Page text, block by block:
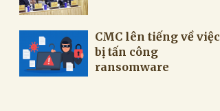
CMC lên tiếng về việc
bị tấn công
ransomware